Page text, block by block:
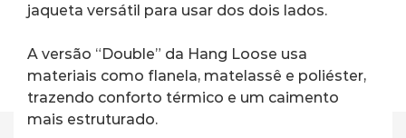
jaqueta versátil para usar dos dois lados.
A versão “Double” da Hang Loose usa
materiais como flanela, matelassê e poliéster,
trazendo conforto térmico e um caimento
mais estruturado.